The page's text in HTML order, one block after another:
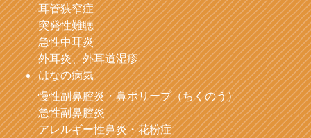
耳管狭窄症
突発性難聴
急性中耳炎
外耳炎、外耳道湿疹
はなの病気
慢性副鼻腔炎・鼻ポリープ（ちくのう）
急性副鼻腔炎
アレルギー性鼻炎・花粉症